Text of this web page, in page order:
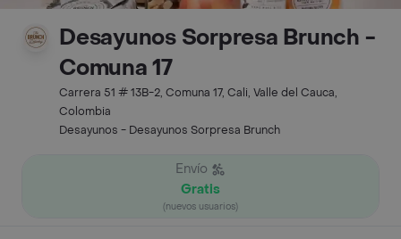
Desayunos Sorpresa Brunch -
Comuna 17
Carrera 51 # 13B-2, Comuna 17, Cali, Valle del Cauca,
Colombia
Desayunos - Desayunos Sorpresa Brunch
Envío
Gratis
(nuevos usuarios)